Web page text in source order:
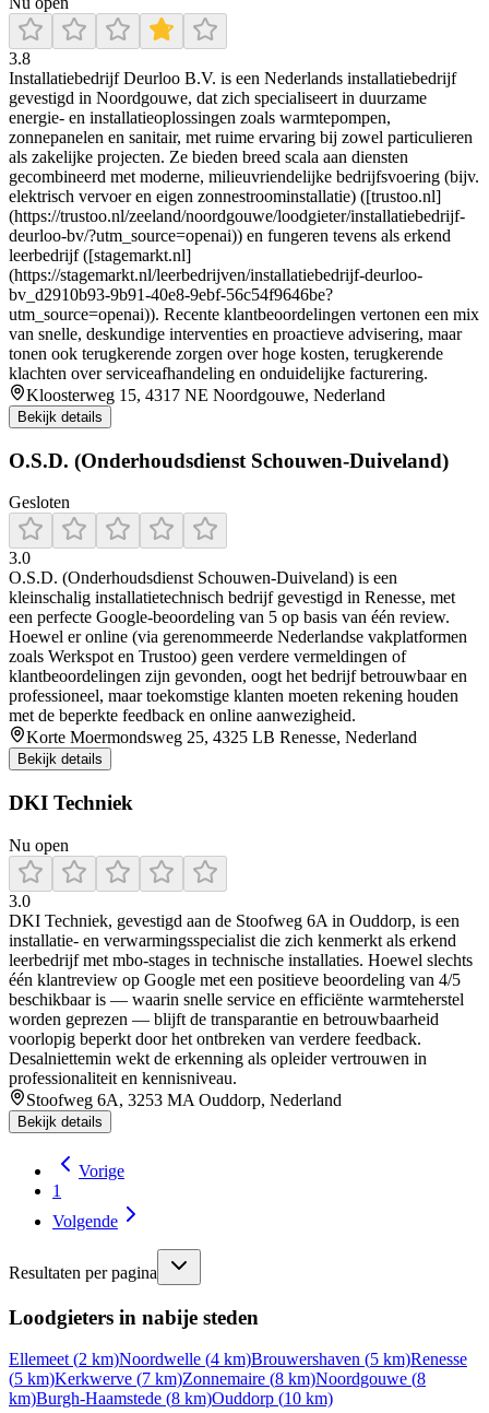
3.8
Installatiebedrijf Deurloo B.V. is een Nederlands installatiebedrijf
gevestigd in Noordgouwe, dat zich specialiseert in duurzame
energie- en installatieoplossingen zoals warmtepompen,
zonnepanelen en sanitair, met ruime ervaring bij zowel particulieren
als zakelijke projecten. Ze bieden breed scala aan diensten
gecombineerd met moderne, milieuvriendelijke bedrijfsvoering (bijv.
elektrisch vervoer en eigen zonnestroominstallatie) ([trustoo.nl]
(https://trustoo.nl/zeeland/noordgouwe/loodgieter/installatiebedrijf-
deurloo-bv/?utm_source=openai)) en fungeren tevens als erkend
leerbedrijf ([stagemarkt.nl]
(https://stagemarkt.nl/leerbedrijven/installatiebedrijf-deurloo-
bv_d2910b93-9b91-40e8-9ebf-56c54f9646be?
utm_source=openai)). Recente klantbeoordelingen vertonen een mix
van snelle, deskundige interventies en proactieve advisering, maar
tonen ook terugkerende zorgen over hoge kosten, terugkerende
klachten over serviceafhandeling en onduidelijke facturering.
Kloosterweg 15, 4317 NE Noordgouwe, Nederland
Bekijk details
O.S.D. (Onderhoudsdienst Schouwen-Duiveland)
Gesloten
3.0
O.S.D. (Onderhoudsdienst Schouwen‑Duiveland) is een
kleinschalig installatietechnisch bedrijf gevestigd in Renesse, met
een perfecte Google‑beoordeling van 5 op basis van één review.
Hoewel er online (via gerenommeerde Nederlandse vakplatformen
zoals Werkspot en Trustoo) geen verdere vermeldingen of
klantbeoordelingen zijn gevonden, oogt het bedrijf betrouwbaar en
professioneel, maar toekomstige klanten moeten rekening houden
met de beperkte feedback en online aanwezigheid.
Korte Moermondsweg 25, 4325 LB Renesse, Nederland
Bekijk details
DKI Techniek
Nu open
3.0
DKI Techniek, gevestigd aan de Stoofweg 6A in Ouddorp, is een
installatie- en verwarmingsspecialist die zich kenmerkt als erkend
leerbedrijf met mbo-stages in technische installaties. Hoewel slechts
één klantreview op Google met een positieve beoordeling van 4/5
beschikbaar is — waarin snelle service en efficiënte warmteherstel
worden geprezen — blijft de transparantie en betrouwbaarheid
voorlopig beperkt door het ontbreken van verdere feedback.
Desalniettemin wekt de erkenning als opleider vertrouwen in
professionaliteit en kennisniveau.
Stoofweg 6A, 3253 MA Ouddorp, Nederland
Bekijk details
Vorige
1
Volgende
Resultaten per pagina
Loodgieters in nabije steden
Ellemeet (2 km)Noordwelle (4 km)Brouwershaven (5 km)Renesse
(5 km)Kerkwerve (7 km)Zonnemaire (8 km)Noordgouwe (8
km)Burgh-Haamstede (8 km)Ouddorp (10 km)